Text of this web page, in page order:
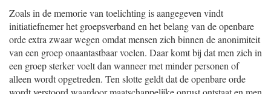
Zoals in de memorie van toelichting is aangegeven vindt
initiatiefnemer het groepsverband en het belang van de openbare
orde extra zwaar wegen omdat mensen zich binnen de anonimiteit
van een groep onaantastbaar voelen. Daar komt bij dat men zich in
een groep sterker voelt dan wanneer met minder personen of
alleen wordt opgetreden. Ten slotte geldt dat de openbare orde